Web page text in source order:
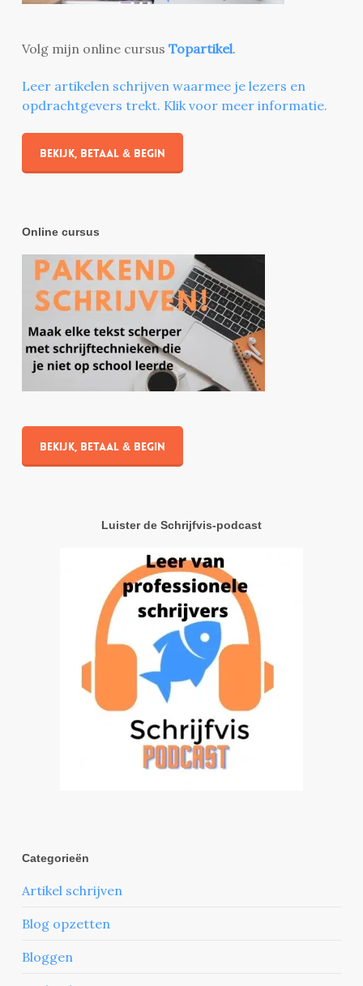
Volg mijn online cursus Topartikel.
Leer artikelen schrijven waarmee je lezers en
opdrachtgevers trekt. Klik voor meer informatie.
Bekijk, betaal & begin
Online cursus
Bekijk, betaal & begin
Luister de Schrijfvis-podcast
Categorieën
Artikel schrijven
Blog opzetten
Bloggen